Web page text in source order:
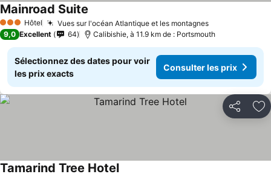
3 ÉtoilesHôtel Vues sur l'océan Atlantique et les montagnesConsulter
Mainroad Suite
9,0 Excellent 64 Calibishie, à 11.9 km de : Portsmouth
Sélectionnez des dates pour voir
les prix exacts
Consulter les prix
Partager
Tamarind Tree Hotel